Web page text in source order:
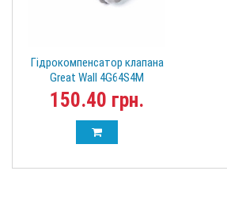
Гідрокомпенсатор клапана
Great Wall 4G64S4M
SMD377561
150.40 грн.